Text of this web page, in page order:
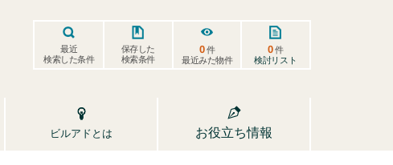
最近
検索した条件
保存した
検索条件
0件
最近みた物件
0件
検討リスト
ビルアドとは お役立ち情報